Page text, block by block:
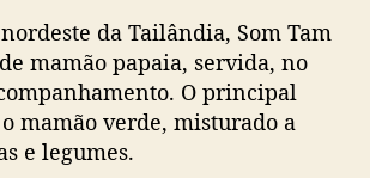
da Tailândia, Som Tam
mamão papaia, servida, no
O principal
mamão verde, misturado a
e legumes.